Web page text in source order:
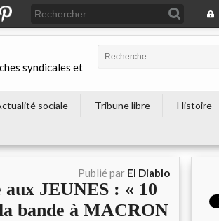
syndicales et
sociale Tribune libre
Histoire
Publié par El Diablo
JEUNES : « 10
bande à MACRON